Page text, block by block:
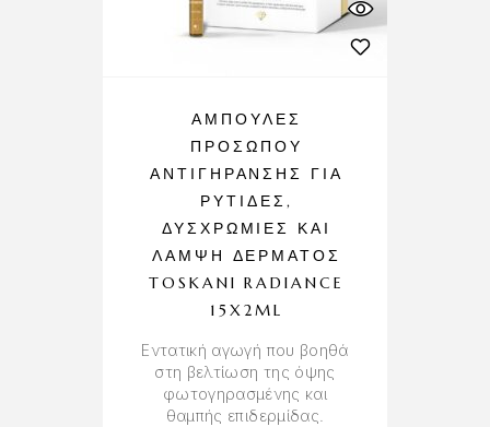
ΑΜΠΟΎΛΕΣ
ΠΡΟΣΏΠΟΥ
ΑΝΤΙΓΉΡΑΝΣΗΣ ΓΙΑ
ΡΥΤΊΔΕΣ,
ΔΥΣΧΡΩΜΊΕΣ ΚΑΙ
ΛΆΜΨΗ ΔΈΡΜΑΤΟΣ
TOSKANI RADIANCE
15X2ML
Εντατική αγωγή που βοηθά
στη βελτίωση της όψης
φωτογηρασμένης και
θαμπής επιδερμίδας.